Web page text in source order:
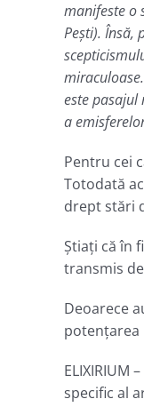
manifeste o
Peşti). Însă,
este pasajul
a
Pentru cei
Totodată
drept stări
Ştiaţi că în
transmis
Deoarece
potenţarea
specific al